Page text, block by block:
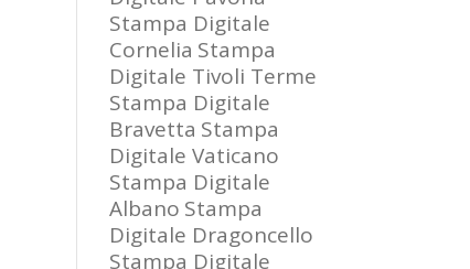
Stampa Digitale
Cornelia Stampa
Digitale Tivoli Terme
Stampa Digitale
Bravetta Stampa
Digitale Vaticano
Stampa Digitale
Albano Stampa
Digitale Dragoncello
Stampa Digitale